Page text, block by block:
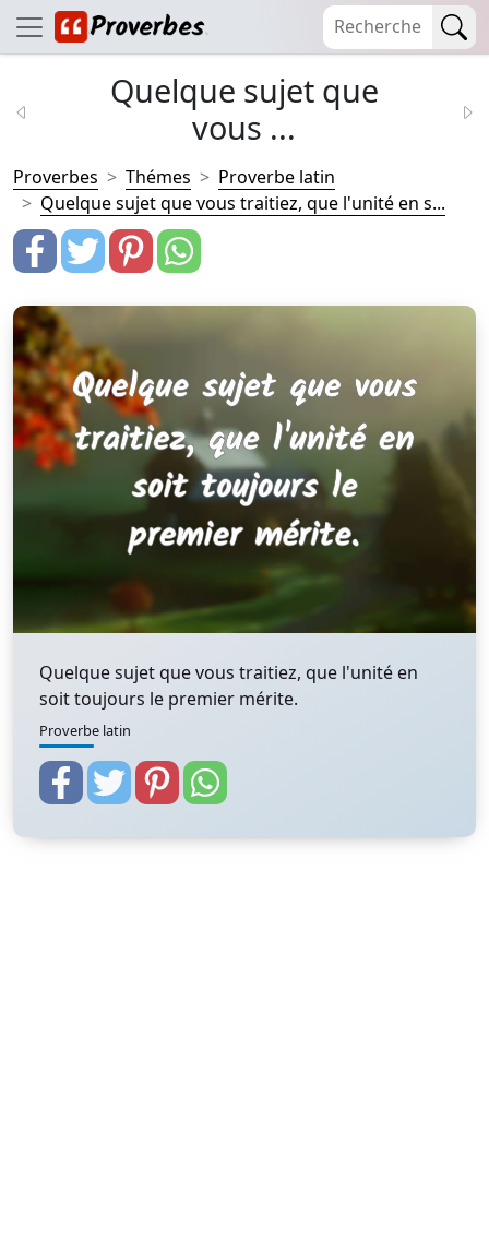
Quelque sujet que
vous ...
Proverbes Thémes
Proverbe latin
Quelque sujet que vous traitiez, que l'unité en s...
Quelque sujet que vous traitiez, que l'unité en
soit toujours le premier mérite.
Proverbe latin